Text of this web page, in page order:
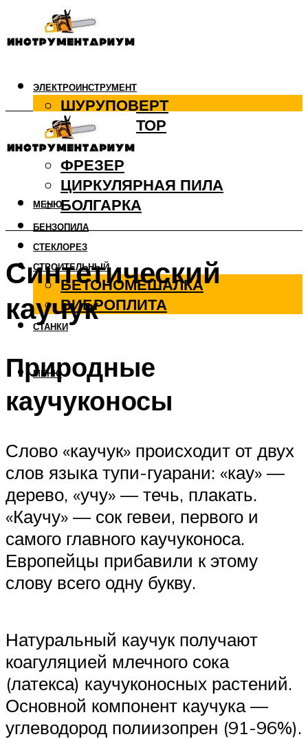
ЭЛЕКТРОИНСТРУМЕНТ
ШУРУПОВЕРТ
ПЕРФОРАТОР
ДРЕЛЬ
ФРЕЗЕР
ЦИРКУЛЯРНАЯ ПИЛА
БОЛГАРКА
БЕНЗОПИЛА
СТЕКЛОРЕЗ
СТРОИТЕЛЬНЫЙ
БЕТОНОМЕШАЛКА
ВИБРОПЛИТА
СТАНКИ
МЕНЮ
МЕНЮ
Синтетический
каучук
Природные
каучуконосы
Слово «каучук» происходит от двух
слов языка тупи-гуарани: «кау» —
дерево, «учу» — течь, плакать.
«Каучу» — сок гевеи, первого и
самого главного каучуконоса.
Европейцы прибавили к этому
слову всего одну букву.
Натуральный каучук получают
коагуляцией млечного сока
(латекса) каучуконосных растений.
Основной компонент каучука —
углеводород полиизопрен (91-96%).